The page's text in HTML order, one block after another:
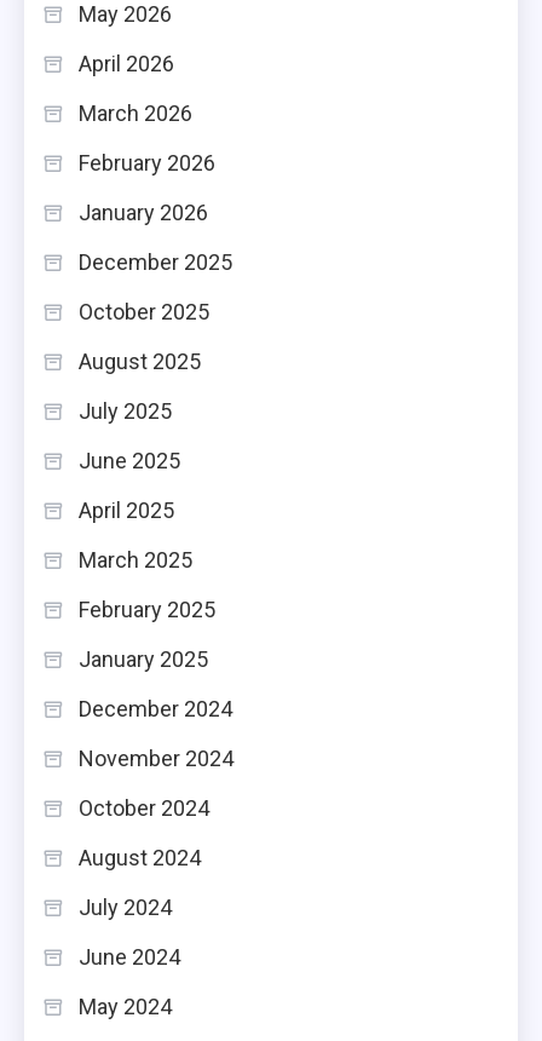
May 2026
April 2026
March 2026
February 2026
January 2026
December 2025
October 2025
August 2025
July 2025
June 2025
April 2025
March 2025
February 2025
January 2025
December 2024
November 2024
October 2024
August 2024
July 2024
June 2024
May 2024